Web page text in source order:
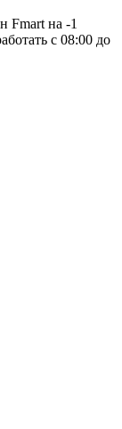
Fmart на -1
с 08:00 до